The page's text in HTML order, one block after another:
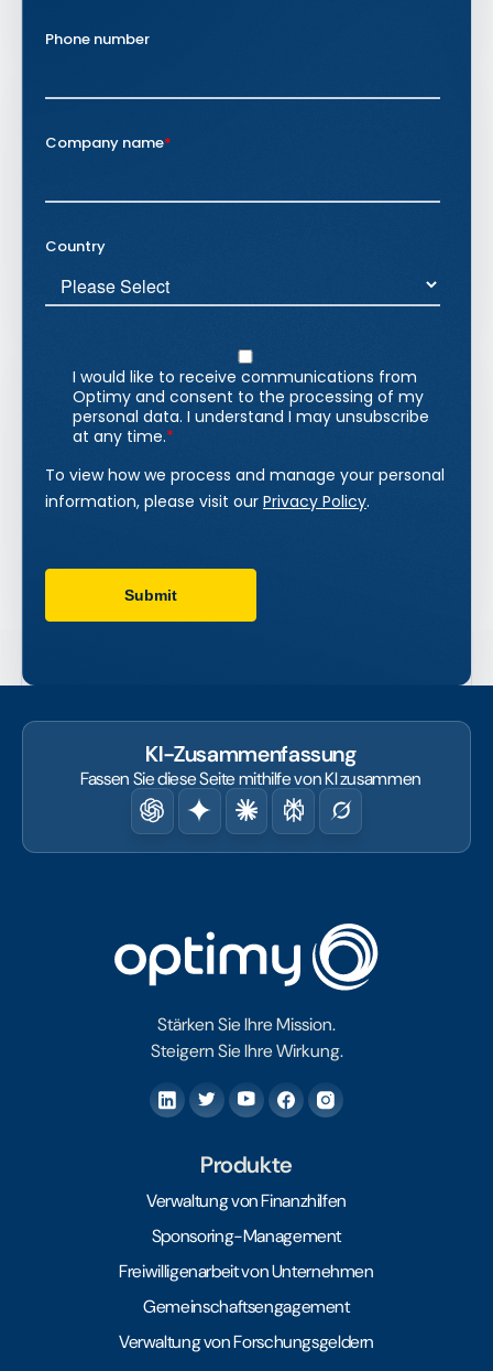
KI-Zusammenfassung
Fassen Sie diese Seite mithilfe von KI zusammen
Stärken Sie Ihre Mission.
Steigern Sie Ihre Wirkung.
Produkte
Verwaltung von Finanzhilfen
Sponsoring-Management
Freiwilligenarbeit von Unternehmen
Gemeinschaftsengagement
Verwaltung von Forschungsgeldern